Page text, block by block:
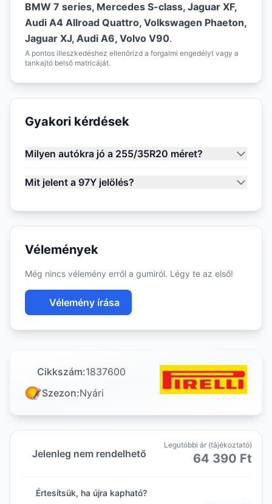
BMW 7 series, Mercedes S-class, Jaguar XF,
Audi A4 Allroad Quattro, Volkswagen Phaeton,
Jaguar XJ, Audi A6, Volvo V90.
A pontos illeszkedéshez ellenőrizd a forgalmi engedélyt vagy a
tankajtó belső matricáját.
Gyakori kérdések
Milyen autókra jó a 255/35R20 méret?
Mit jelent a 97Y jelölés?
Vélemények
Még nincs vélemény erről a gumiról. Légy te az első!
Vélemény írása
Cikkszám:1837600
Szezon:Nyári
Jelenleg nem rendelhető
Legutóbbi ár (tájékoztató)
64 390 Ft
Értesítsük, ha újra kapható?